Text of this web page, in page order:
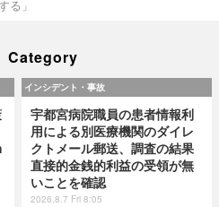
る」
Category
インシデント・事故
宇都宮病院職員の患者情報利
用による別医療機関のダイレ
クトメール郵送、調査の結果
直接的金銭的利益の受領が無
いことを確認
2026.8.7 Fri 8:05